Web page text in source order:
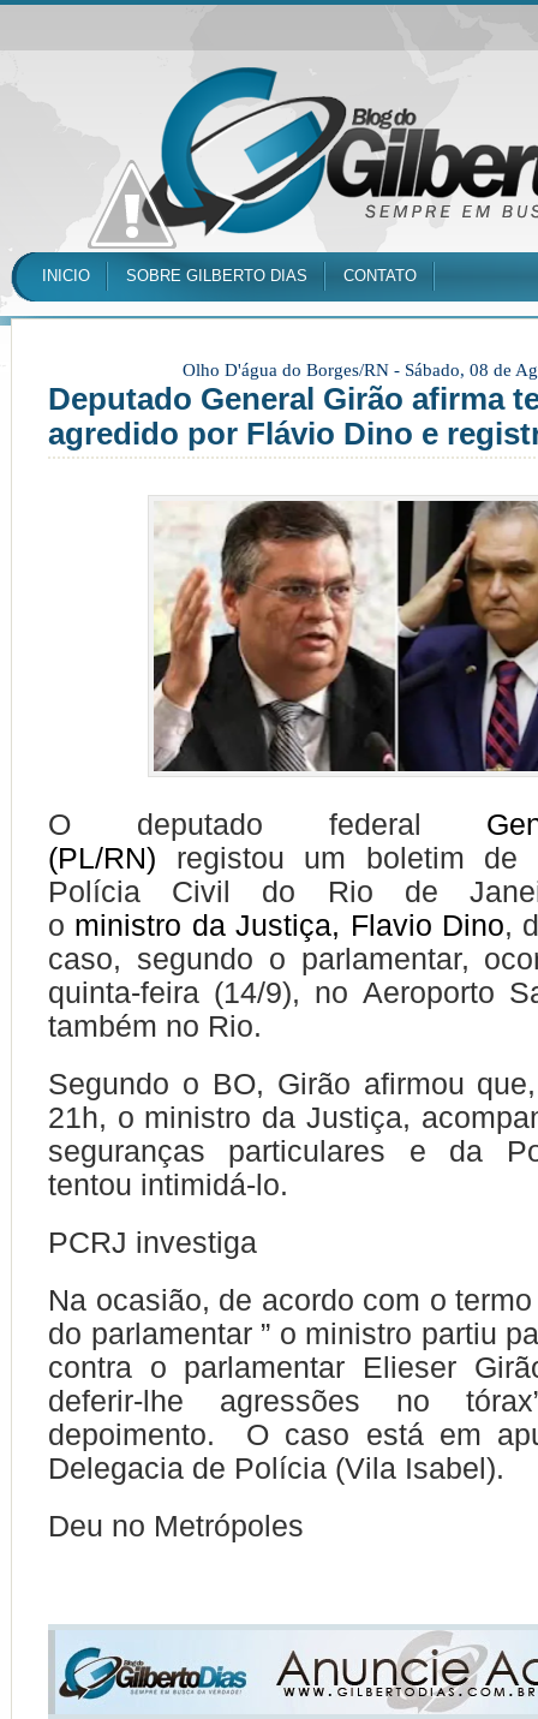
INICIO SOBRE GILBERTO DIAS CONTATO
Olho D'água do Borges/RN - Sábado, 08 de
Deputado General Girão afirma
agredido por Flávio Dino e
O deputado federal
(PL/RN) registou um boletim de
Polícia Civil do Rio de
o ministro da Justiça, Flavio Dino,
caso, segundo o parlamentar,
quinta-feira (14/9), no Aeroporto
também no Rio.
Segundo o BO, Girão afirmou
21h, o ministro da Justiça,
seguranças particulares e da
tentou intimidá-lo.
PCRJ investiga
Na ocasião, de acordo com o
do parlamentar ” o ministro partiu
contra o parlamentar Elieser
deferir-lhe agressões no
depoimento. O caso está em
Delegacia de Polícia (Vila Isabel).
Deu no Metrópoles